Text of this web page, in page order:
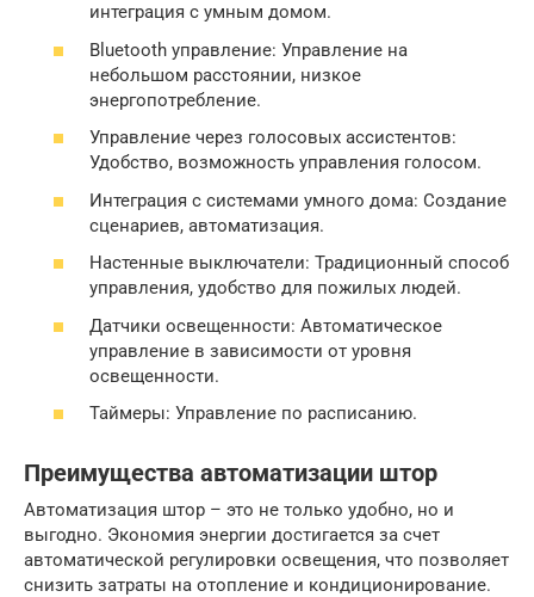
интеграция с умным домом.
Bluetooth управление: Управление на
небольшом расстоянии, низкое
энергопотребление.
Управление через голосовых ассистентов:
Удобство, возможность управления голосом.
Интеграция с системами умного дома: Создание
сценариев, автоматизация.
Настенные выключатели: Традиционный способ
управления, удобство для пожилых людей.
Датчики освещенности: Автоматическое
управление в зависимости от уровня
освещенности.
Таймеры: Управление по расписанию.
Преимущества автоматизации штор
Автоматизация штор – это не только удобно, но и
выгодно. Экономия энергии достигается за счет
автоматической регулировки освещения, что позволяет
снизить затраты на отопление и кондиционирование.